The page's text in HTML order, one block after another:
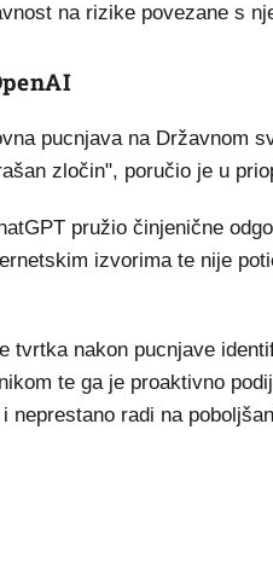
na rizike povezane s
pucnjava na Državnom
zločin", poručio je u
pružio činjenične
izvorima te nije
tvrtka nakon pucnjave
te ga je proaktivno
neprestano radi na